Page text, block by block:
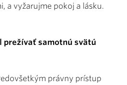
a vyžarujme pokoj a lásku.
prežívať samotnú svätú
právny prístup